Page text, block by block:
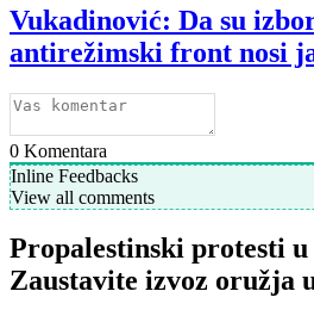
Vukadinović: Da su
antirežimski front nosi
0 Komentara
Inline Feedbacks
View all comments
Propalestinski protesti u
Zaustavite izvoz oružja